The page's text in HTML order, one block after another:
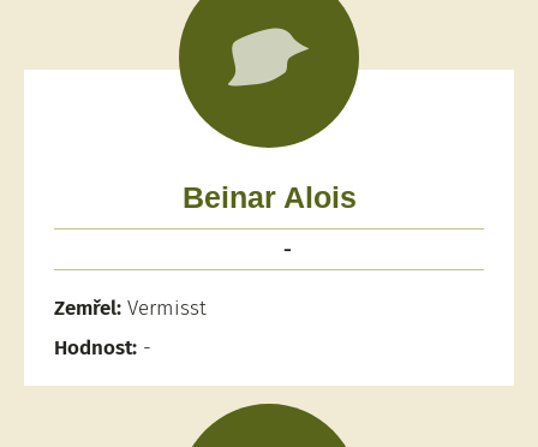
Beinar Alois
-
Zemřel: Vermisst
Hodnost: -